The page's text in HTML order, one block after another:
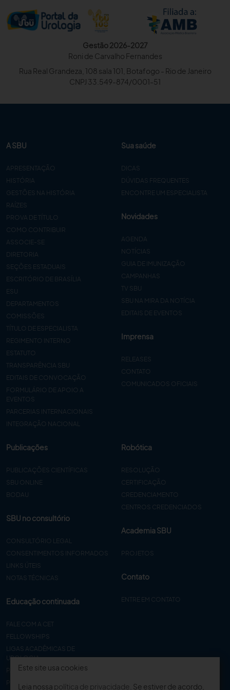
Gestão 2026-2027
Roni de Carvalho Fernandes
Rua Real Grandeza, 108 sala 101, Botafogo - Rio de Janeiro
CNPJ 33.549-874/0001-51
A SBU
APRESENTAÇÃO
HISTÓRIA
GESTÕES NA HISTÓRIA
RAÍZES
PROVA DE TÍTULO
COMO CONTRIBUIR
ASSOCIE-SE
DIRETORIA
SEÇÕES ESTADUAIS
ESCRITÓRIO DE BRASÍLIA
ESU
DEPARTAMENTOS
COMISSÕES
TÍTULO DE ESPECIALISTA
REGIMENTO INTERNO
ESTATUTO
TRANSPARÊNCIA SBU
EDITAIS DE CONVOCAÇÃO
FORMULÁRIO DE APOIO A
EVENTOS
PARCERIAS INTERNACIONAIS
INTEGRAÇÃO NACIONAL
Sua saúde
DICAS
DÚVIDAS FREQUENTES
ENCONTRE UM ESPECIALISTA
Novidades
AGENDA
NOTÍCIAS
GUIA DE IMUNIZAÇÃO
CAMPANHAS
TV SBU
SBU NA MIRA DA NOTÍCIA
EDITAIS DE EVENTOS
Imprensa
RELEASES
CONTATO
COMUNICADOS OFICIAIS
Publicações
PUBLICAÇÕES CIENTÍFICAS
SBU ONLINE
BODAU
SBU no consultório
CONSULTÓRIO LEGAL
CONSENTIMENTOS INFORMADOS
LINKS ÚTEIS
NOTAS TÉCNICAS
Educação continuada
FALE COM A CET
FELLOWSHIPS
LIGAS ACADÊMICAS DE
UROLOGIA
PAPER
PROCET
Robótica
RESOLUÇÃO
CERTIFICAÇÃO
CREDENCIAMENTO
CENTROS CREDENCIADOS
Academia SBU
PROJETOS
Contato
ENTRE EM CONTATO
Este site usa cookies
Leia nossa política de privacidade . Se estiver de acordo,